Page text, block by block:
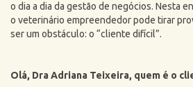
o dia a dia da gestão de negócios. Nesta
o veterinário empreendedor pode tirar
ser um obstáculo: o “cliente difícil”.
Olá, Dra Adriana Teixeira, quem é o